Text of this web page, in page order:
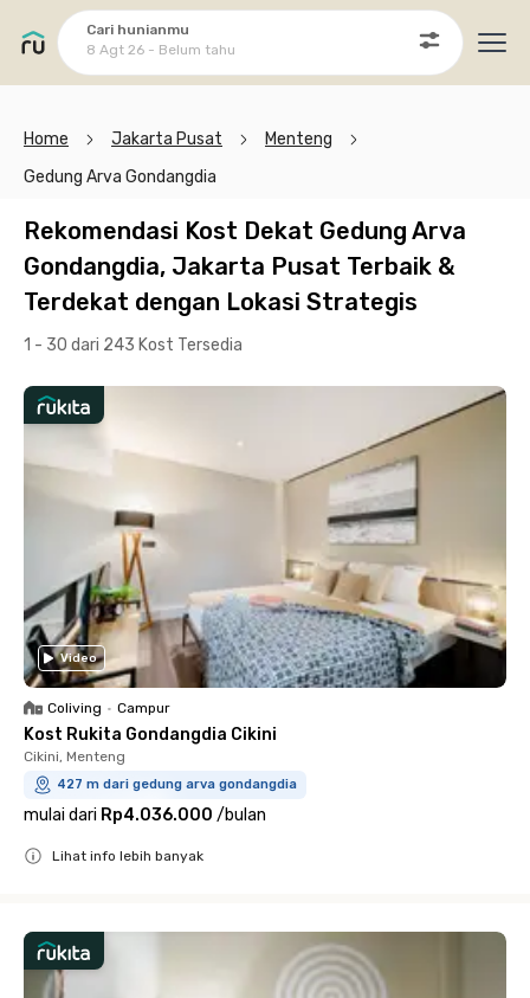
Cari hunianmu
8 Agt 26 - Belum tahu
Home Jakarta Pusat
Menteng
Gedung Arva Gondangdia
Rekomendasi Kost Dekat Gedung Arva
Gondangdia, Jakarta Pusat Terbaik &
Terdekat dengan Lokasi Strategis
1 - 30 dari 243 Kost Tersedia
Video
Coliving • Campur
Kost Rukita Gondangdia Cikini
Cikini, Menteng
427 m dari gedung arva gondangdia
mulai dari Rp4.036.000 /bulan
Lihat info lebih banyak